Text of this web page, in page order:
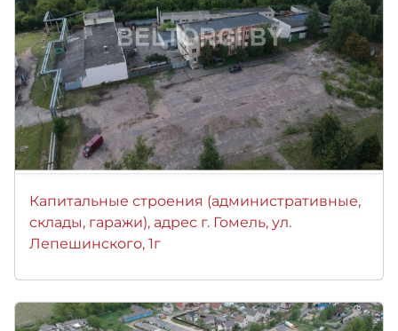
Капитальные строения (административные,
склады, гаражи), адрес г. Гомель, ул.
Лепешинского, 1г